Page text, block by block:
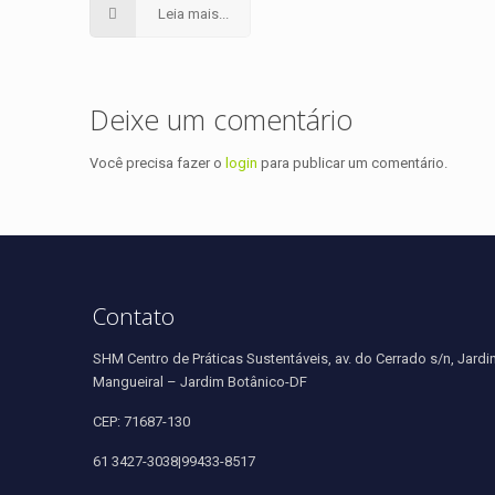
Leia mais...
Deixe um comentário
Você precisa fazer ologin para publicar um comentário.
Contato
SHM Centro de Práticas Sustentáveis, av. do Cerrado s/n,
Mangueiral – Jardim Botânico-DF
CEP: 71687-130
61 3427-3038|99433-8517